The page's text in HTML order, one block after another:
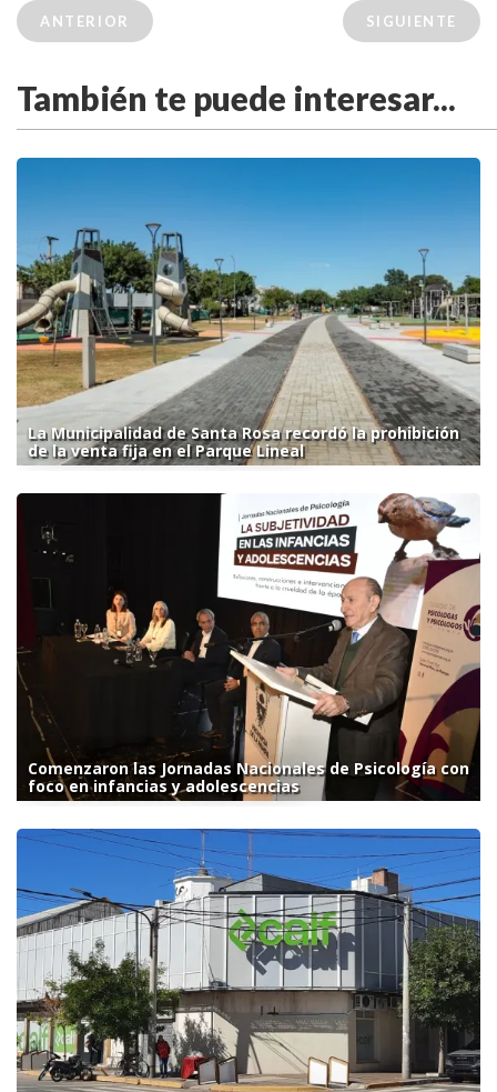
ANTERIOR SIGUIENTE
También te puede interesar...
La Municipalidad de Santa Rosa recordó la prohibición
de la venta fija en el Parque Lineal
Comenzaron las Jornadas Nacionales de Psicología con
foco en infancias y adolescencias